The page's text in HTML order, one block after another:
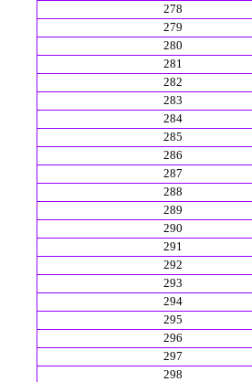
278
279
280
281
282
283
284
285
286
287
288
289
290
291
292
293
294
295
296
297
298